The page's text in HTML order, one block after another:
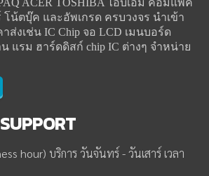
ACER TOSHIBA ไอบีเอ็ม คอมแพ็ค
โน้ตบุ๊ค และอัพเกรด ครบวงจร นำเข้า
ส่งเช่น IC Chip จอ LCD เมนบอร์ด
แรม ฮาร์ดดิสก์ chip IC ต่างๆ จำหน่าย
SUPPORT
hour) บริการ วันจันทร์ - วันเสาร์ เวลา